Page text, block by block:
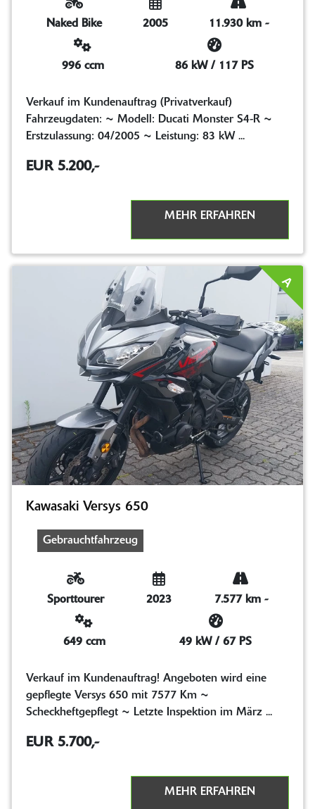
Naked Bike 2005 11.930 km -
996 ccm 86 kW / 117 PS
Verkauf im Kundenauftrag (Privatverkauf)
Fahrzeugdaten: ~ Modell: Ducati Monster S4-R ~
Erstzulassung: 04/2005 ~ Leistung: 83 kW ...
EUR 5.200,-
MEHR ERFAHREN
Kawasaki Versys 650
Gebrauchtfahrzeug
Sporttourer 2023 7.577 km -
649 ccm 49 kW / 67 PS
Verkauf im Kundenauftrag! Angeboten wird eine
gepflegte Versys 650 mit 7577 Km ~
Scheckheftgepflegt ~ Letzte Inspektion im März ...
EUR 5.700,-
MEHR ERFAHREN
A